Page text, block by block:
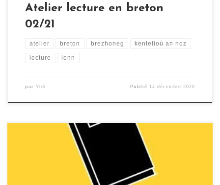
Atelier lecture en breton
02/21
atelier breton brezhoneg kentelioù an noz
lecture lenn
par YhS Publié 14 décembre 2020
Le Bodad lenn est le club de lecture de Kentelioù an
Noz. Il se retrouve chaque mois autour de nouveaux
textes. Le groupe de Lecture se retrouvera autour du